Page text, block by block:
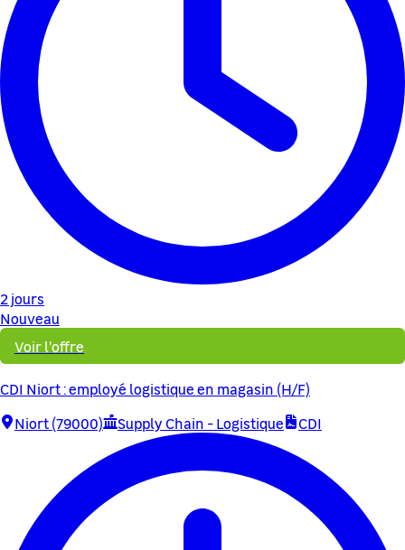
2 jours
Nouveau
Voir l'offre
CDI Niort : employé logistique en magasin (H/F)
Niort (79000)
Supply Chain - Logistique CDI